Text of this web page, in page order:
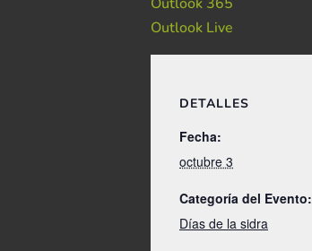
Outlook Live
DETALLES
Fecha:
octubre 3
Categoría del Evento:
Días de la sidra